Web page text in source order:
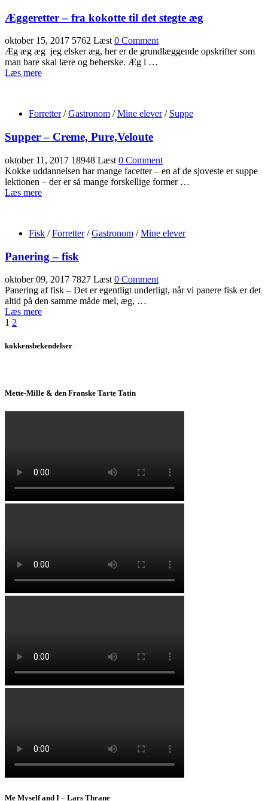
Æggeretter – fra kokotte til det stegte æg
oktober 15, 2017 5762 Læst 0 Comment
Æg æg æg jeg elsker æg, her er de grundlæggende opskrifter som
man bare skal lære og beherske. Æg i …
Læs mere
Forretter/Gastronom /Mine elever/ Suppe
Supper – Creme, Pure,Veloute
oktober 11, 2017 18948 Læst 0 Comment
Kokke uddannelsen har mange facetter – en af de sjoveste er suppe
lektionen – der er så mange forskellige former …
Læs mere
Fisk /Forretter/Gastronom /Mine elever
Panering – fisk
oktober 09, 2017 7827 Læst 0 Comment
Panering af fisk – Det er egentligt underligt, når vi panere fisk er det
altid på den samme måde mel, æg, …
Læs mere
1 2
kokkensbekendelser
Mette-Mille & den Franske Tarte Tatin
Me Myself and I – Lars Thrane